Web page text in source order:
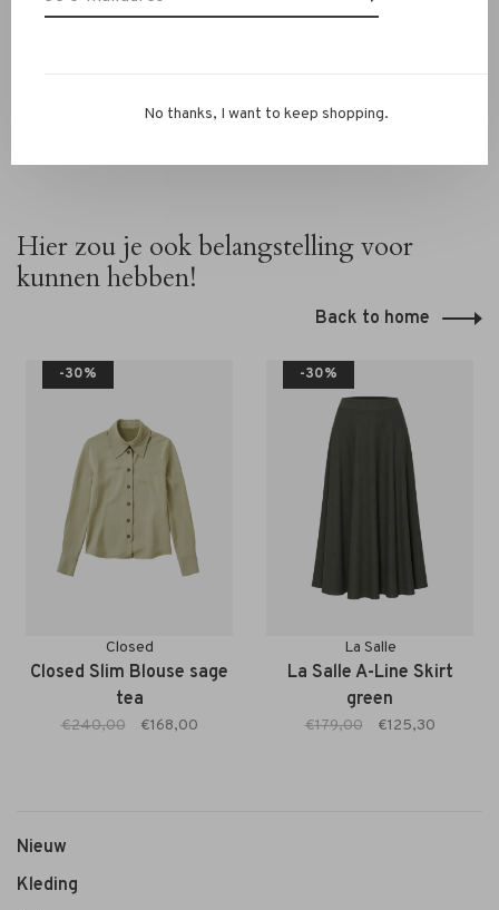
RIVS‑team via chat ofinfo@rivs.nl— we helpen je graag
Hier zou je ook belangstelling voor
kunnen hebben!
Back to home
-30%
Closed
Closed Slim Blouse sage
tea
€240,00 €168,00
-30%
La Salle
La Salle A-Line Skirt
green
€179,00 €125,30
Nieuw
Kleding
No thanks, I want to keep shopping.